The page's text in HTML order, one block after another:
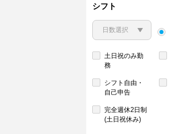
シフト
土日祝のみ勤
務
シフト自由・
自己申告
完全週休2日制
(土日祝休み)